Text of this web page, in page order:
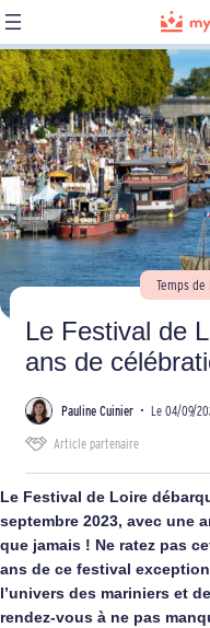
Temps
Le Festival de
ans de
Pauline Cuinier • Le 04/09/
Article partenaire
Le Festival de Loire
septembre 2023, avec une
que jamais ! Ne ratez pas
ans de ce festival
l’univers des mariniers et
rendez-vous à ne pas